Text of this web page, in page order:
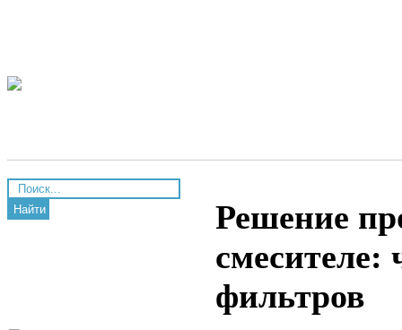
Найти
Решение
смесителе:
фильтров